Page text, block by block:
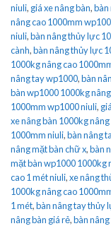
niuli, giá xe nâng bàn,bàn
nâng cao 1000mm
niuli,bàn nâng thủy lực
cành,bàn nâng thủy lực
1000kg nâng cao
nâng tay wp1000,bàn
bàn wp1000 1000kg
1000mm wp1000 niuli,
xe nâng bàn 1000kg
1000mm niuli,bàn nâng
nâng mặt bàn chữ x,bàn
mặt bàn wp1000 1000kg
cao 1 mét niuli,xe nâng
1000kg nâng cao
1 mét,bàn nâng tay thủy
nâng bàn giá rẻ,bàn